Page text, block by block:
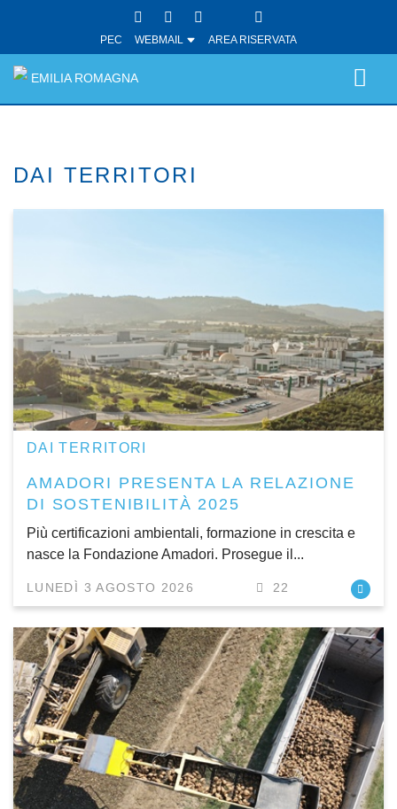
PEC WEBMAIL AREA RISERVATA
EMILIA ROMAGNA
DAI TERRITORI
DAI TERRITORI
AMADORI PRESENTA LA RELAZIONE
DI SOSTENIBILITÀ 2025
Più certificazioni ambientali, formazione in crescita e
nasce la Fondazione Amadori. Prosegue il...
LUNEDÌ 3 AGOSTO 2026 22